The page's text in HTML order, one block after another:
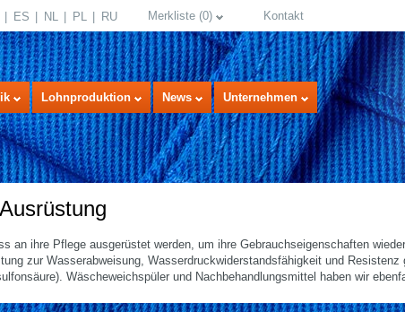
ES NL PL RU Merkliste (0) Kontakt
Lohnproduktion News Unternehmen
an ihre Pflege ausgerüstet werden, um ihre Gebrauchseigenschaften
zur Wasserabweisung, Wasserdruckwiderstandsfähigkeit und
Wäscheweichspüler und Nachbehandlungsmittel haben wir